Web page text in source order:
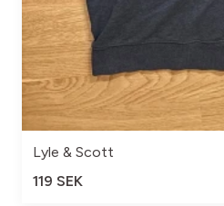
Lyle & Scott
119 SEK